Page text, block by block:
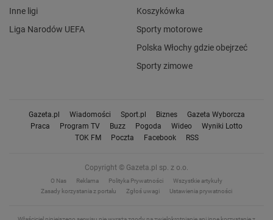
Inne ligi
Liga Narodów UEFA
Koszykówka
Sporty motorowe
Polska Włochy gdzie obejrzeć
Sporty zimowe
Gazeta.pl Wiadomości Sport.pl Biznes
Gazeta Wyborcza
Praca
Program TV Buzz Pogoda Wideo
Wyniki Lotto
TOK FM
Poczta Facebook RSS
Copyright © Gazeta.pl sp. z o.o.
O Nas Reklama Polityka Prywatności
Wszystkie artykuły
Zasady korzystania z portalu
Zgłoś uwagi Ustawienia prywatności